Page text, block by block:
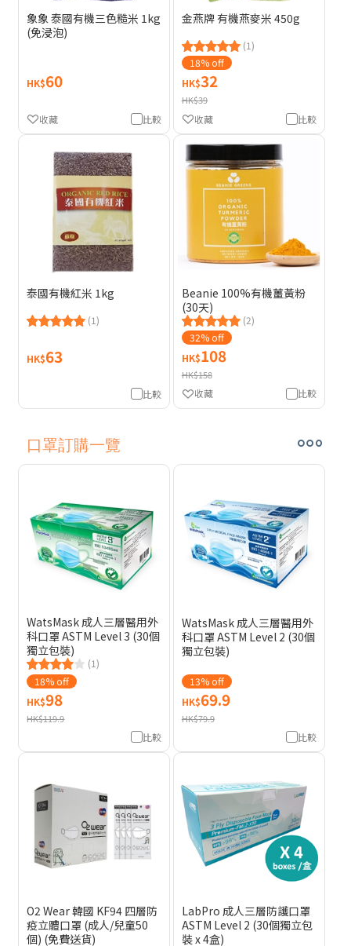
象象 泰國有機三色糙米 1kg
(免浸泡)
HK$60
比較
收藏
金燕牌 有機燕麥米 450g
(1)
18% off
HK$32
HK$39
比較
收藏
泰國有機紅米 1kg
(1)
HK$63
比較
Beanie 100%有機薑黃粉
(30天)
(2)
32% off
HK$108
HK$158
比較
收藏
口罩訂購一覽
WatsMask 成人三層醫用外
科口罩 ASTM Level 3 (30個
獨立包裝)
(1)
18% off
HK$98
HK$119.9
比較
WatsMask 成人三層醫用外
科口罩 ASTM Level 2 (30個
獨立包裝)
13% off
HK$69.9
HK$79.9
比較
O2 Wear 韓國 KF94 四層防
疫立體口罩 (成人/兒童50
個) (免費送貨)
LabPro 成人三層防護口罩
ASTM Level 2 (30個獨立包
裝 x 4盒)